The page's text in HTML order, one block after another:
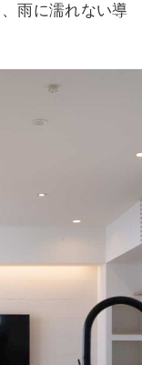
雨に濡れない導